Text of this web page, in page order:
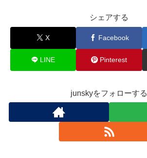
シェアする
X Facebook
LINE Pinterest
junskyをフォローする